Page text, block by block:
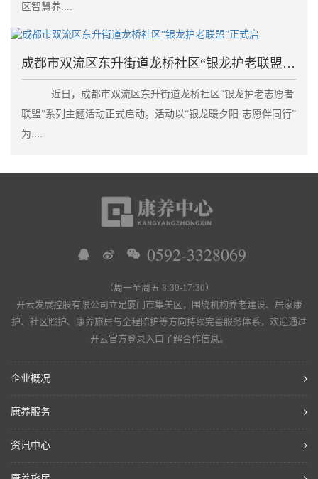
区智慧养....
成都市双流区东升街道龙桥社区“银龙护老联盟”正式启
近日，成都市双流区东升街道龙桥社区“银龙护老志愿者
联盟”系列主题活动正式启动。活动以“银龙暖夕阳·志愿伴同行”
为....
0592-3328069
（周一至周五 8:30-17:30）
开云发展控股有限公司立足厦门市集美区，围绕机构养老建设、居家康
护、社区照护、康养旅居与全程陪护等方向持续完善服务体系，欢迎通过
开云官方登录入口了解合作信息。
企业概况
康养服务
资讯中心